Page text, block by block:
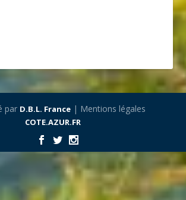
par D.B.L. France| Mentions légales
COTE.AZUR.FR